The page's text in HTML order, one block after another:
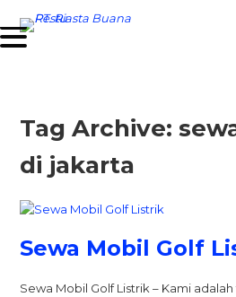
Tag Archive:
di jakarta
Sewa Mobil Golf
Sewa Mobil Golf Listrik – Kami